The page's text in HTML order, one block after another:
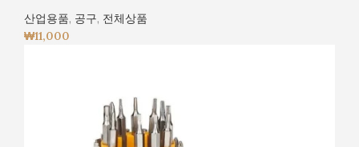
산업용품, 공구, 전체상품
₩11,000